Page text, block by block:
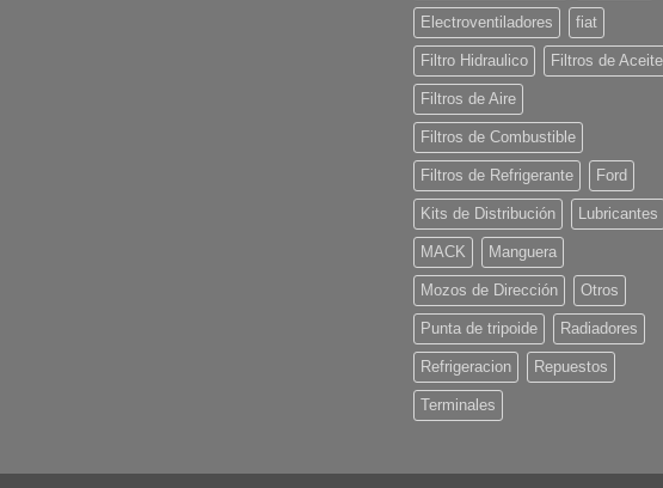
Electroventiladores fiat
Filtro Hidraulico Filtros de Aceite
Filtros de Aire
Filtros de Combustible
Filtros de Refrigerante Ford
Kits de Distribución Lubricantes
MACK Manguera
Mozos de Dirección Otros
Punta de tripoide Radiadores
Refrigeracion Repuestos
Terminales